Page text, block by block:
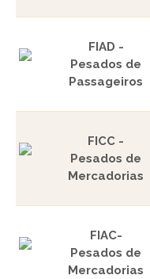
FIAD -
Pesados de
Passageiros
FICC -
Pesados de
Mercadorias
FIAC-
Pesados de
Mercadorias